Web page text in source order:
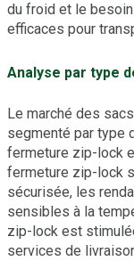
du froid et le
efficaces pour
Analyse par type
Le marché des
segmenté par type
fermeture zip-lock
fermeture zip-lock
sécurisée, les
sensibles à la
zip-lock est
services de